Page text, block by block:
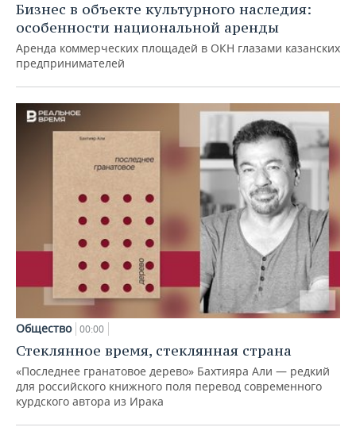
Бизнес в объекте культурного наследия:
особенности национальной аренды
Аренда коммерческих площадей в ОКН глазами казанских
предпринимателей
Общество 00:00
Стеклянное время, стеклянная страна
«Последнее гранатовое дерево» Бахтияра Али — редкий
для российского книжного поля перевод современного
курдского автора из Ирака